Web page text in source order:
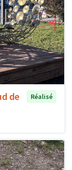
de
Réalisé